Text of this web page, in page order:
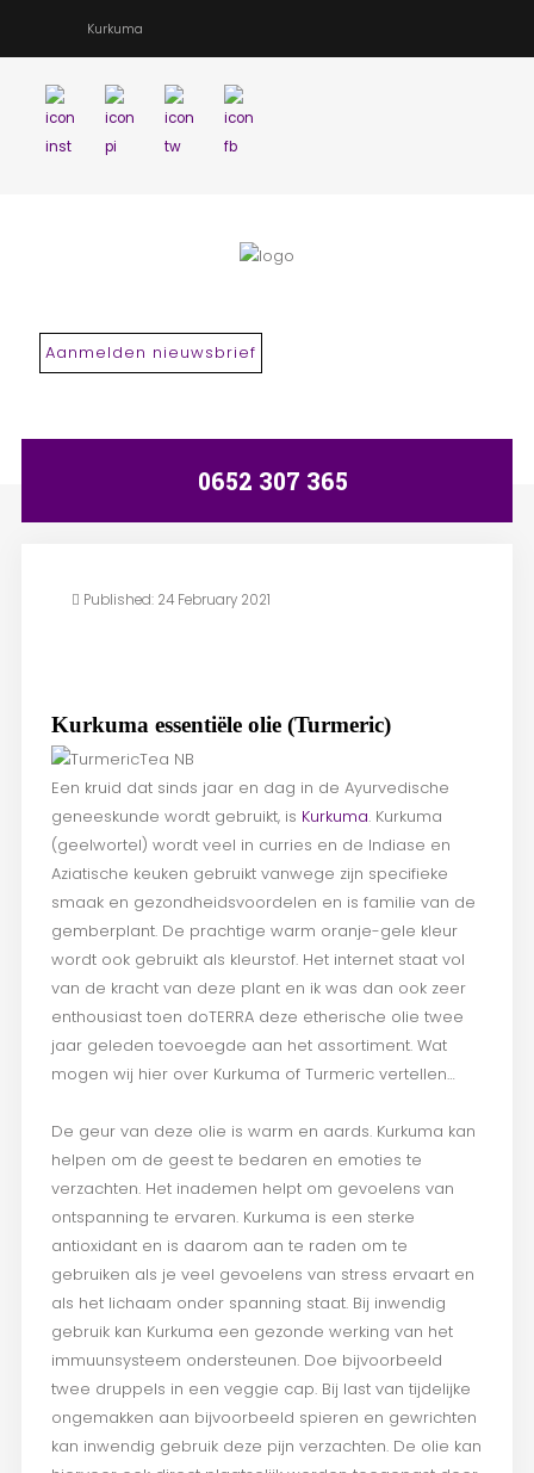
Kurkuma
Aanmelden nieuwsbrief
0652 307 365
Search
Published: 24 February 2021
Kurkuma essentiële olie (Turmeric)
Een kruid dat sinds jaar en dag in de Ayurvedische
geneeskunde wordt gebruikt, is Kurkuma. Kurkuma
(geelwortel) wordt veel in curries en de Indiase en
Aziatische keuken gebruikt vanwege zijn specifieke
smaak en gezondheidsvoordelen en is familie van de
gemberplant. De prachtige warm oranje-gele kleur
wordt ook gebruikt als kleurstof. Het internet staat vol
van de kracht van deze plant en ik was dan ook zeer
enthousiast toen doTERRA deze etherische olie twee
jaar geleden toevoegde aan het assortiment. Wat
mogen wij hier over Kurkuma of Turmeric vertellen…
De geur van deze olie is warm en aards. Kurkuma kan
helpen om de geest te bedaren en emoties te
verzachten. Het inademen helpt om gevoelens van
ontspanning te ervaren. Kurkuma is een sterke
antioxidant en is daarom aan te raden om te
gebruiken als je veel gevoelens van stress ervaart en
als het lichaam onder spanning staat. Bij inwendig
gebruik kan Kurkuma een gezonde werking van het
immuunsysteem ondersteunen. Doe bijvoorbeeld
twee druppels in een veggie cap. Bij last van tijdelijke
ongemakken aan bijvoorbeeld spieren en gewrichten
kan inwendig gebruik deze pijn verzachten. De olie kan